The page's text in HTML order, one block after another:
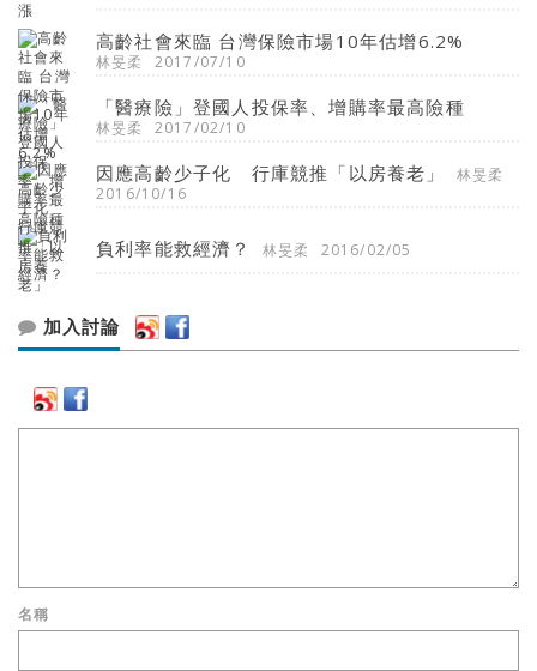
高齡社會來臨 台灣保險市場10年估增6.2%
林旻柔 2017/07/10
「醫療險」登國人投保率、增購率最高險種
林旻柔 2017/02/10
因應高齡少子化 行庫競推「以房養老」
林旻柔
2016/10/16
負利率能救經濟？ 林旻柔 2016/02/05
加入討論
名稱